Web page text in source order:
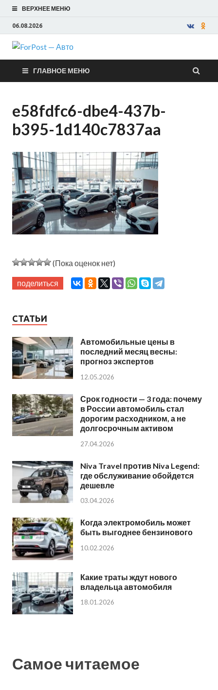
ВЕРХНЕЕ МЕНЮ
06.08.2026
ForPost —
Авто
ГЛАВНОЕ МЕНЮ
e58fdfc6-dbe4-437b-
b395-1d140c7837aa
(Пока оценок нет)
поделиться
СТАТЬИ
Автомобильные цены в
последний месяц весны:
прогноз экспертов
12.05.2026
Срок годности — 3 года: почему
в России автомобиль стал
дорогим расходником, а не
долгосрочным активом
27.04.2026
Niva Travel против Niva Legend:
где обслуживание обойдется
дешевле
03.04.2026
Когда электромобиль может
быть выгоднее бензинового
10.02.2026
Какие траты ждут нового
владельца автомобиля
18.01.2026
Самое читаемое